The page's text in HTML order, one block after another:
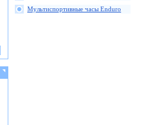
Мультиспортивные часы Enduro